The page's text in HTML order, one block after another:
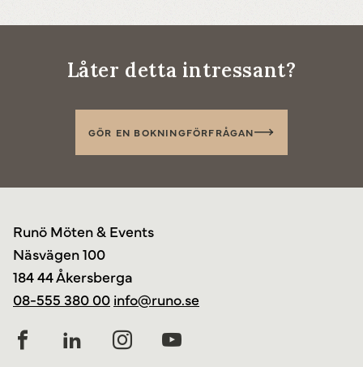
Låter detta intressant?
GÖR EN BOKNINGFÖRFRÅGAN
Runö Möten & Events
Näsvägen 100
184 44 Åkersberga
08-555 380 00 info@runo.se